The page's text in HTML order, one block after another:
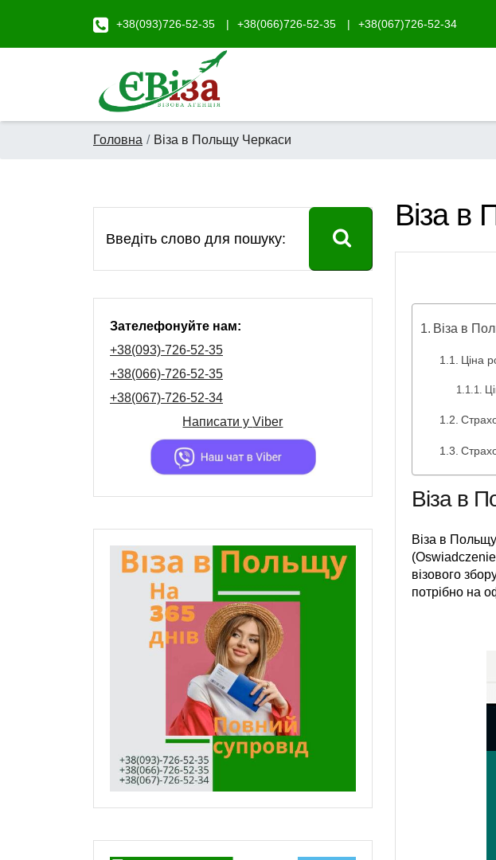
+38(093)726-52-35 +38(066)726-52-35 +38(067)726-52-34
Головна Віза в Польщу Черкаси
Віза в
Віза в
Ціна
Віза в
Віза в
візового
потрібно на
Зателефонуйте нам:
+38(093)-726-52-35
+38(066)-726-52-35
+38(067)-726-52-34
Написати уViber